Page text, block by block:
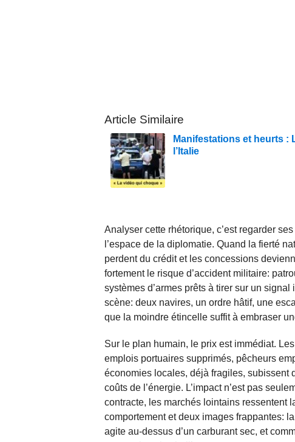
Article Similaire
Manifestations et heurts :
l’Italie
Analyser cette rhétorique, c’est regarder
l’espace de la diplomatie. Quand la fierté
perdent du crédit et les concessions
fortement le risque d’accident militaire:
systèmes d’armes prêts à tirer sur un
scène: deux navires, un ordre hâtif, une
que la moindre étincelle suffit à embraser
Sur le plan humain, le prix est immédiat.
emplois portuaires supprimés, pêcheurs
économies locales, déjà fragiles, subissent
coûts de l’énergie. L’impact n’est pas
contracte, les marchés lointains ressentent
comportement et deux images frappantes:
agite au-dessus d’un carburant sec, et